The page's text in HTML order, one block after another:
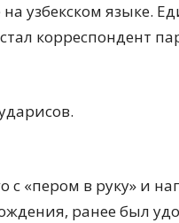
узбекском языке.
корреспондент
с «пером в руку» и
ранее был